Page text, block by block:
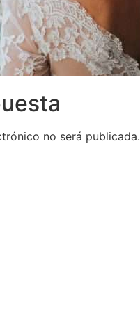
no será publicada.